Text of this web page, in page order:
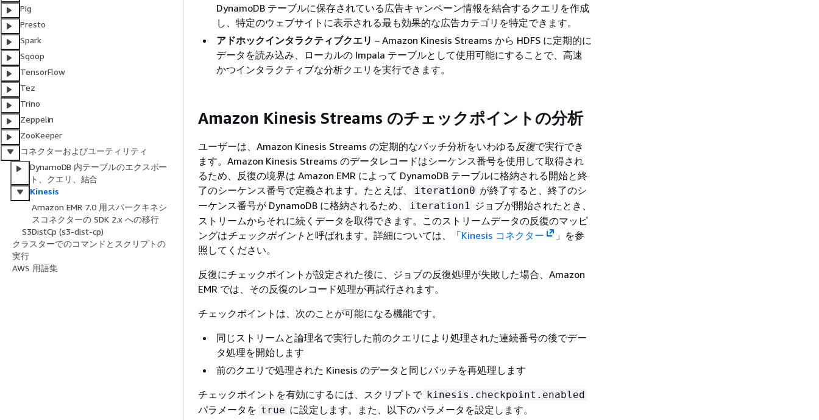
Pig
Presto
Spark
Sqoop
TensorFlow
Tez
Trino
Zeppelin
ZooKeeper
コネクターおよびユーティリティ
DynamoDB 内テーブルのエクスポー
ト、クエリ、結合
Kinesis
Amazon EMR 7.0 用スパークキネシ
スコネクターの SDK 2.x への移行
S3DistCp (s3-dist-cp)
クラスターでのコマンドとスクリプトの
実行
AWS 用語集
DynamoDB テーブルに保存されている広告キャンペーン情報を結合するクエリを作成
し、特定のウェブサイトに表示される最も効果的な広告カテゴリを特定できます。
アドホックインタラクティブクエリ – Amazon Kinesis Streams から HDFS に定期的に
データを読み込み、ローカルの Impala テーブルとして使用可能にすることで、高速
かつインタラクティブな分析クエリを実行できます。
Amazon Kinesis Streams のチェックポイントの分析
ユーザーは、Amazon Kinesis Streams の定期的なバッチ分析をいわゆる 反復で実行でき
ます。Amazon Kinesis Streams のデータレコードはシーケンス番号を使用して取得され
るため、反復の境界は Amazon EMR によって DynamoDB テーブルに格納される開始と終
了のシーケンス番号で定義されます。たとえば、
iteration0 が終了すると、終了のシ
ーケンス番号が DynamoDB に格納されるため、
iteration1 ジョブが開始されたとき、
ストリームからそれに続くデータを取得できます。このストリームデータの反復のマッピ
ングはチェックポイント と呼ばれます。詳細については、「Kinesis コネクター
」を参
照してください。
反復にチェックポイントが設定された後に、ジョブの反復処理が失敗した場合、Amazon
EMR では、その反復のレコード処理が再試行されます。
チェックポイントは、次のことが可能になる機能です。
同じストリームと論理名で実行した前のクエリにより処理された連続番号の後でデー
タ処理を開始します
前のクエリで処理された Kinesis のデータと同じバッチを再処理します
チェックポイントを有効にするには、スクリプトで kinesis.checkpoint.enabled
パラメータを true に設定します。また、以下のパラメータを設定します。